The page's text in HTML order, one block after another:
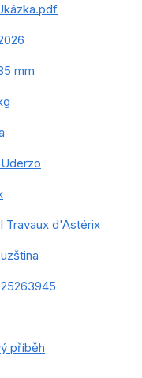
mm
Travaux d'Astérix
příběh